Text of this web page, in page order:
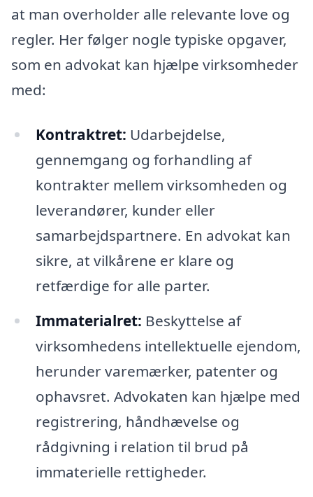
at man overholder alle relevante love og
regler. Her følger nogle typiske opgaver,
som en advokat kan hjælpe virksomheder
med:
Kontraktret: Udarbejdelse,
gennemgang og forhandling af
kontrakter mellem virksomheden og
leverandører, kunder eller
samarbejdspartnere. En advokat kan
sikre, at vilkårene er klare og
retfærdige for alle parter.
Immaterialret: Beskyttelse af
virksomhedens intellektuelle ejendom,
herunder varemærker, patenter og
ophavsret. Advokaten kan hjælpe med
registrering, håndhævelse og
rådgivning i relation til brud på
immaterielle rettigheder.